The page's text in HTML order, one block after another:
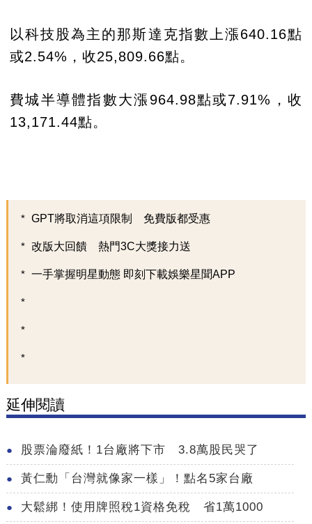
以科技股為主的那斯達克指數上漲640.16點
或2.54%，收25,809.66點。
費城半導體指數大漲964.98點或7.91%，收
13,171.44點。
GPT將取消這項限制 免費版都受惠
改版大回饋 熱門3C大獎接力送
一手掌握明星動態 即刻下載娛樂星聞APP
延伸閱讀
股票淪廢紙！1台廠將下市 3.8萬股民哭了
黃仁勳「台灣就像家一樣」！點名5家台廠
大鬆綁！使用牌照稅1資格免稅 省1萬1000